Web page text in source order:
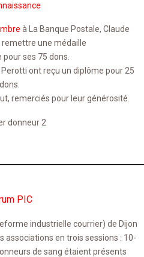
à La Banque Postale, Claude
remettre une médaille
ses 75 dons.
ont reçu un diplôme pour 25
dons.
remerciés pour leur générosité.
PIC
industrielle courrier) de Dijon
associations en trois sessions : 10-
de sang étaient présents